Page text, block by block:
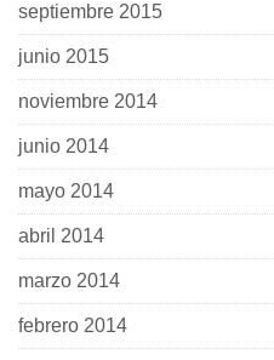
septiembre 2015
junio 2015
noviembre 2014
junio 2014
mayo 2014
abril 2014
marzo 2014
febrero 2014